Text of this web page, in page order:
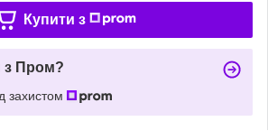
Купити з
з Пром?
захистом